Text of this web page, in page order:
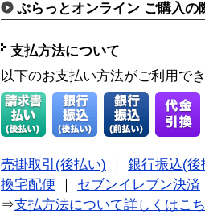
ぷらっとオンライン ご購入の
支払方法について
以下のお支払い方法がご利用で
売掛取引(後払い)
銀行振込(後
換宅配便
セブンイレブン決済
⇒支払方法について詳しくはこ